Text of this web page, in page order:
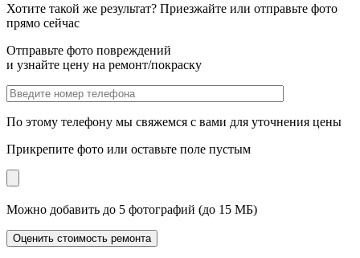
Хотите такой же результат? Приезжайте или отправьте фото
прямо сейчас
Отправьте фото повреждений
и узнайте цену на ремонт/покраску
По этому телефону мы свяжемся с вами для уточнения цены
Прикрепите фото или оставьте поле пустым
Можно добавить до 5 фотографий (до 15 МБ)